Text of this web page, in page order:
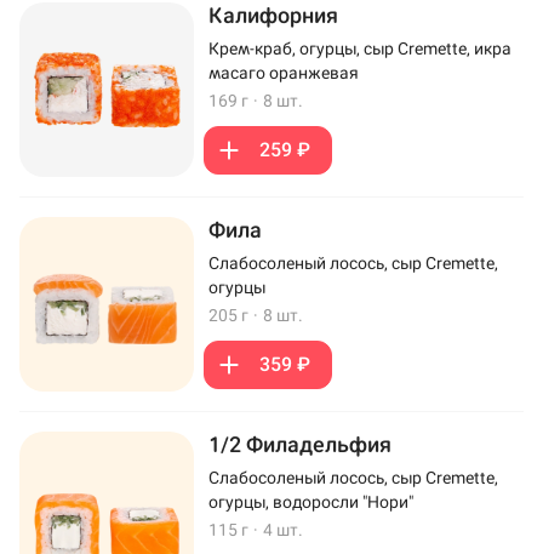
Калифорния
Крем-краб, огурцы, сыр Cremette, икра
масаго оранжевая
169 г · 8 шт.
259 ₽
Фила
Слабосоленый лосось, сыр Cremette,
огурцы
205 г · 8 шт.
359 ₽
1/2 Филадельфия
Слабосоленый лосось, сыр Cremette,
огурцы, водоросли "Нори"
115 г · 4 шт.